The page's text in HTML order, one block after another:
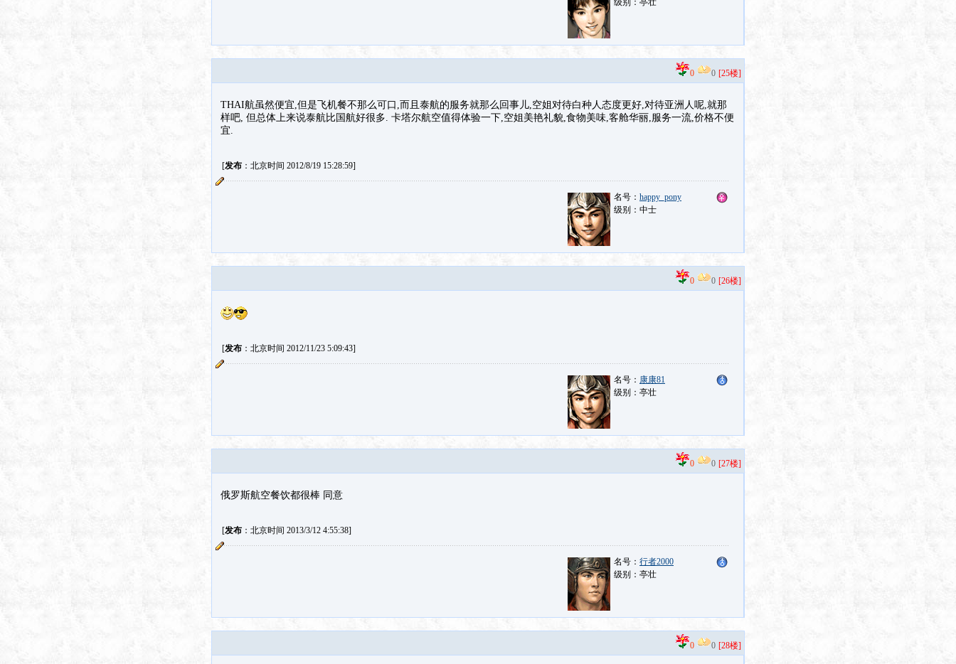
级别：亭壮
0 0 [25楼]
THAI航虽然便宜,但是飞机餐不那么可口,而且泰航的服务就那么回事儿,空姐对待白种人态度更好,对待亚洲人呢,就那
样吧, 但总体上来说泰航比国航好很多. 卡塔尔航空值得体验一下,空姐美艳礼貌,食物美味,客舱华丽,服务一流,价格不便
宜.
[发布：北京时间 2012/8/19 15:28:59]
名号： happy_pony
级别：中士
0 0 [26楼]
[发布：北京时间 2012/11/23 5:09:43]
名号： 康康81
级别：亭壮
0 0 [27楼]
俄罗斯航空餐饮都很棒 同意
[发布：北京时间 2013/3/12 4:55:38]
名号： 行者2000
级别：亭壮
0 0 [28楼]